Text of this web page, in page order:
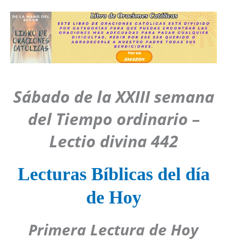
Sábado de la XXIII semana
del Tiempo ordinario –
Lectio divina 442
Lecturas Bíblicas del día
de Hoy
Primera Lectura de Hoy